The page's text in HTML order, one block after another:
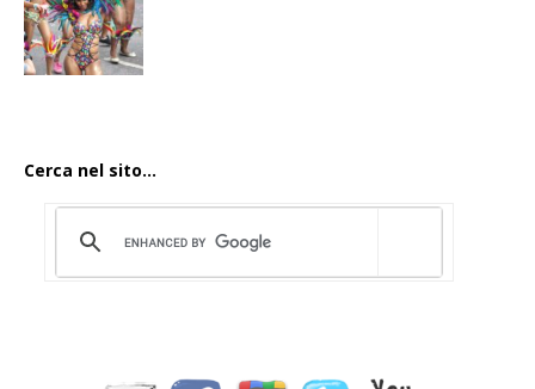
Cerca nel sito...